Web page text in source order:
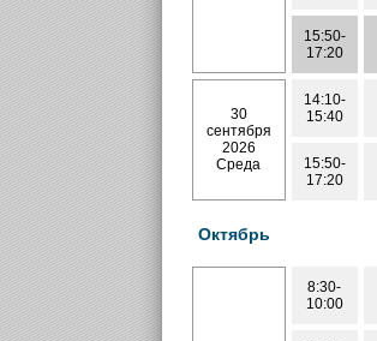
15:50-
17:20
30
сентября
2026
Среда
14:10-
15:40
15:50-
17:20
Октябрь
8:30-
10:00